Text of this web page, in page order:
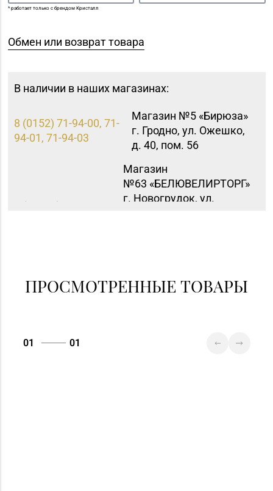
* работает только с брендом Кристалл
Обмен или возврат товара
В наличии в наших магазинах:
8 (0152) 71-94-00, 71-
94-01, 71-94-03
Магазин №5 «Бирюза»
г. Гродно, ул. Ожешко,
д. 40, пом. 56
8 (01597) 6-63-95
Магазин
№63 «БЕЛЮВЕЛИРТОРГ»
г. Новогрудок, ул.
ПРОСМОТРЕННЫЕ ТОВАРЫ
01 01